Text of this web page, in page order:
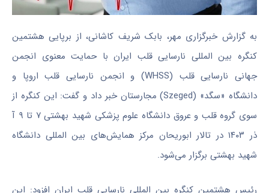
به گزارش خبرگزاری مهر، بابک شریف کاشانی، از برپایی هشتمین
کنگره بینالمللی نارسایی قلب ایران با حمایت معنوی انجمن
جهانی نارسایی قلب (WHSS) و انجمن نارسایی قلب اروپا و
دانشگاه «سگد» (Szeged) مجارستان خبر داد و گفت: این کنگره از
سوی گروه قلب و عروق دانشگاه علوم پزشکی شهید بهشتی ۷ تا ۹
آ
ذر
المللی دانشگاه
شهید بهشتی برگزار می‌شود.
رئیس هشتمین کنگره بین المللی نارسایی قلب ایران افزود: این